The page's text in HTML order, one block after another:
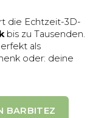
die Echtzeit-3D-
bis zu Tausenden.
als
oder: deine
BARBITEZ